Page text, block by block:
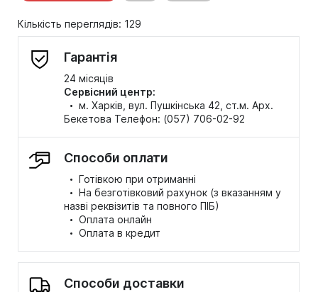
Кількість переглядів: 129
Гарантія
24 місяців
Сервісний центр:
· м. Харків, вул. Пушкінська 42, ст.м. Арх.
Бекетова Телефон: (057) 706-02-92
Способи оплати
· Готівкою при отриманні
· На безготівковий рахунок (з вказанням у
назві реквізитів та повного ПІБ)
· Оплата онлайн
· Оплата в кредит
Способи доставки